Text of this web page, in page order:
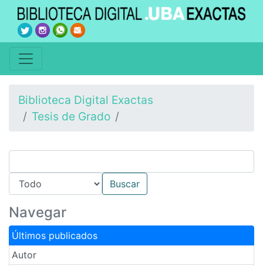
Biblioteca Digital Exactas
Tesis de Grado
Navegar
Últimos publicados
Autor